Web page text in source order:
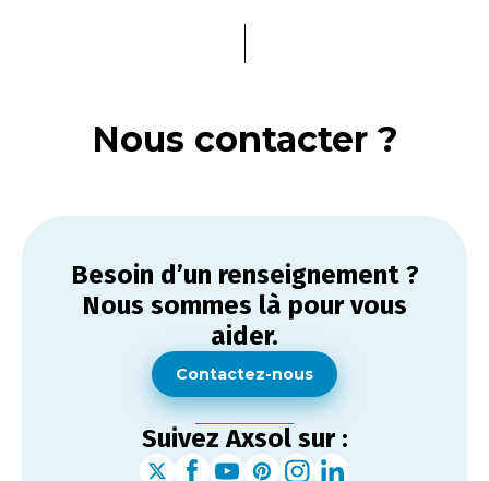
Nous contacter ?
Besoin d’un renseignement ?
Nous sommes là pour vous
aider.
Contactez-nous
Suivez Axsol sur :